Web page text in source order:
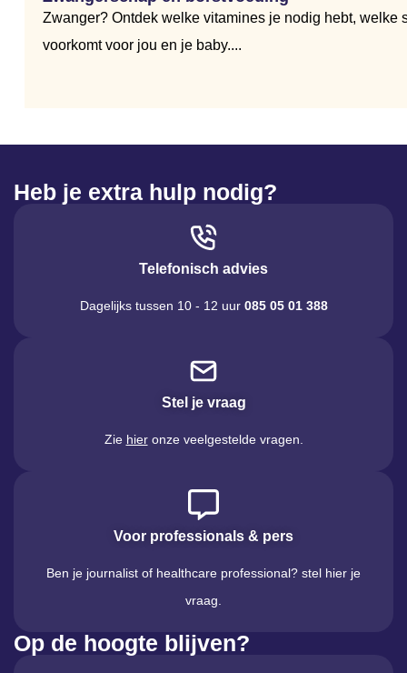
Zwanger? Ontdek welke vitamines je nodig hebt, welke
voorkomt voor jou en je baby....
Heb je extra hulp nodig?
Telefonisch advies
Dagelijks tussen 10 - 12 uur 085 05 01 388
Stel je vraag
Zie hieronze veelgestelde vragen.
Voor professionals & pers
Ben je journalist of healthcare professional? stel hier je
vraag.
Op de hoogte blijven?